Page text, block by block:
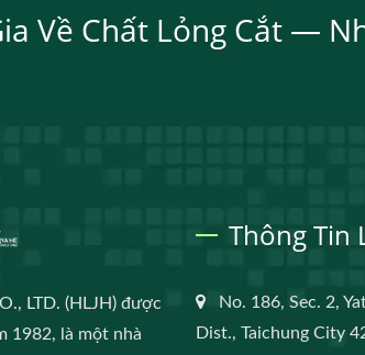
Về Chất Lỏng Cắt —
LTD. (HLJH) được
1982, là một nhà
Thông Tin
No. 186, Sec. 2,
Dist., Taichung City